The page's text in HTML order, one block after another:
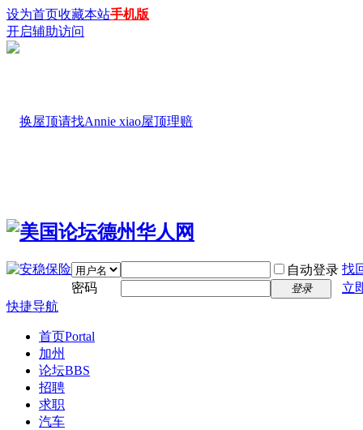
设为首页收藏本站手机版
开启辅助访问
自动登录 找
密码
登录
立
快捷导航
首页Portal
加州
论坛BBS
招聘
求职
汽车